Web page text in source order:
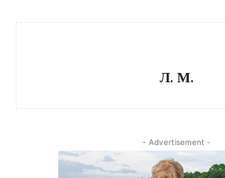
Л. М.
- Advertisement -